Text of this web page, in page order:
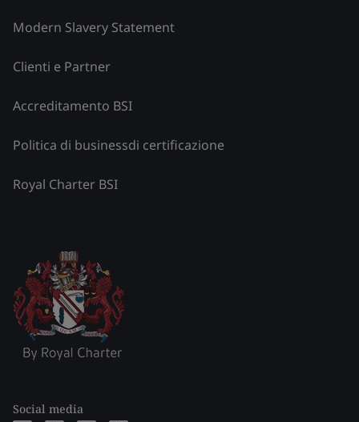
Modern Slavery Statement
Clienti e Partner
Accreditamento BSI
Politica di businessdi certificazione
Royal Charter BSI
Social media